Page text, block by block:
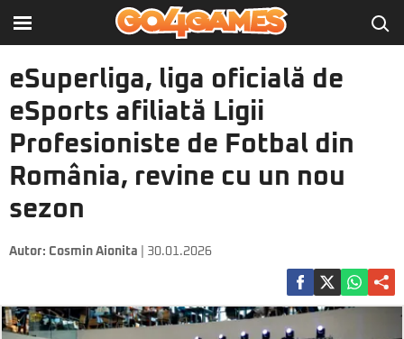
eSuperliga, liga oficială de
eSports afiliată Ligii
Profesioniste de Fotbal din
România, revine cu un nou
sezon
Autor: Cosmin Aionita | 30.01.2026